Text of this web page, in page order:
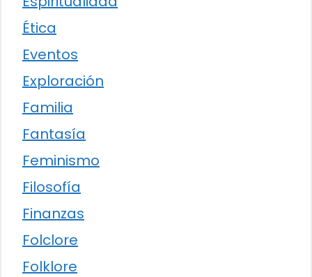
Ética
Eventos
Exploración
Familia
Fantasía
Feminismo
Filosofía
Finanzas
Folclore
Folklore